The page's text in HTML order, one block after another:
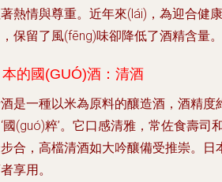
熱情與尊重。近年來(lái)，為迎合健
保留了風(fēng)味卻降低了酒精含量。
的國(GUÓ)酒：清酒
是一種以米為原料的釀造酒，酒精度
國(guó)粹’。它口感清雅，常佐食壽司
合，高檔清酒如大吟釀備受推崇。日
享用。